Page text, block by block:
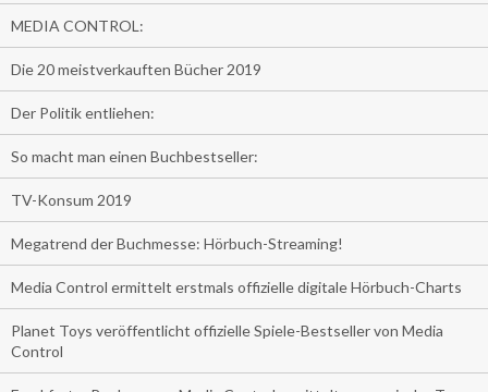
MEDIA CONTROL:
Die 20 meistverkauften Bücher 2019
Der Politik entliehen:
So macht man einen Buchbestseller:
TV-Konsum 2019
Megatrend der Buchmesse: Hörbuch-Streaming!
Media Control ermittelt erstmals offizielle digitale Hörbuch-Charts
Planet Toys veröffentlicht offizielle Spiele-Bestseller von Media
Control